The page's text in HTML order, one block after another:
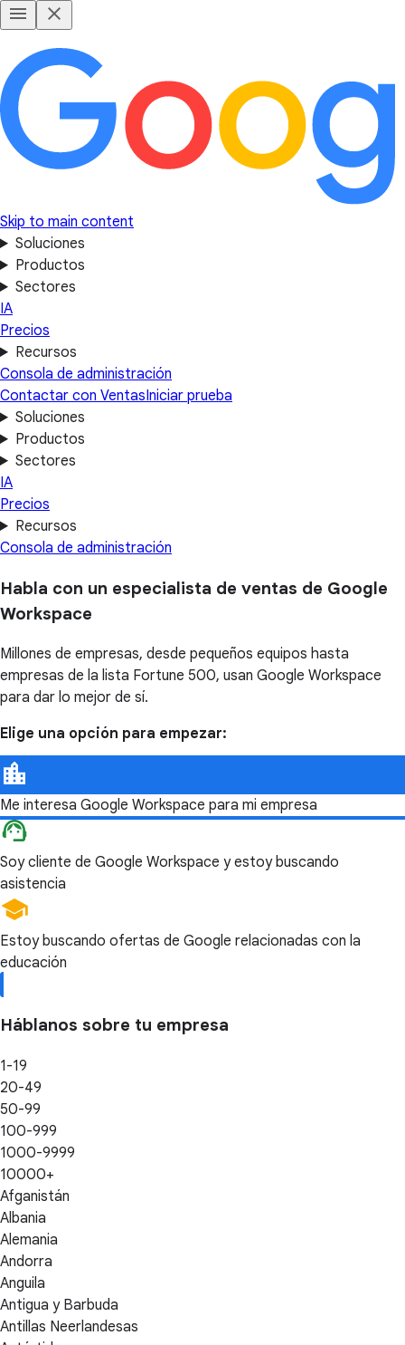
Skip to main content
Soluciones
Productos
Sectores
IA
Precios
Recursos
Consola de administración
Contactar con VentasIniciar prueba
Soluciones
Productos
Sectores
IA
Precios
Recursos
Consola de administración
Habla con un especialista de ventas de Google
Workspace
Millones de empresas, desde pequeños equipos hasta
empresas de la lista Fortune 500, usan Google Workspace
para dar lo mejor de sí.
Elige una opción para empezar:
Me interesa Google Workspace para mi empresa
Soy cliente de Google Workspace y estoy buscando
asistencia
Estoy buscando ofertas de Google relacionadas con la
educación
Háblanos sobre tu empresa
1-19
20-49
50-99
100-999
1000-9999
10000+
Afganistán
Albania
Alemania
Andorra
Anguila
Antigua y Barbuda
Antillas Neerlandesas